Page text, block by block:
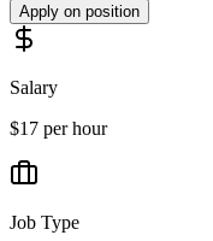
Apply on position
Salary
$17 per hour
Job Type